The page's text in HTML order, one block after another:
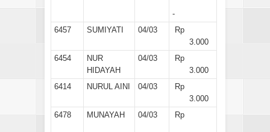
-
6457
SUMIYATI 04/03
Rp
3.000
6454
NUR
HIDAYAH
04/03
Rp
3.000
6414
NURUL AINI 04/03
Rp
3.000
6478
MUNAYAH 04/03 Rp